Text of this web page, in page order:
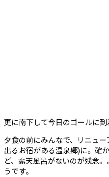
更に南下して今日のゴールに到
夕食の前にみんなで、リニュ
出るお宿がある温泉郷)に。確
ど、露天風呂がないのが残念
うです。